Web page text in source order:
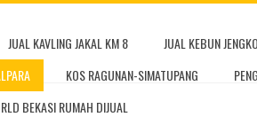
JUAL KAVLING JAKAL KM 8 JUAL KEBUN
KOS RAGUNAN-SIMATUPANG
BEKASI RUMAH DIJUAL